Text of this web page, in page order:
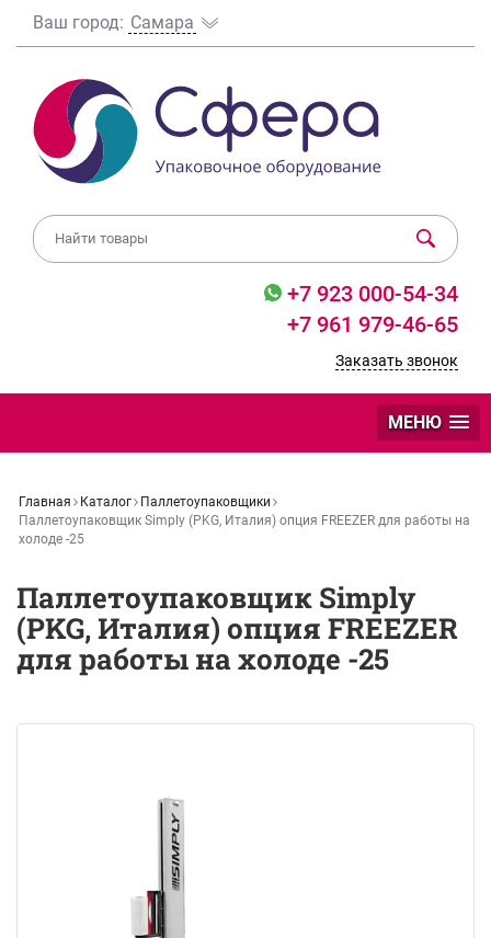
Ваш город: Самара
+7 923 000-54-34
+7 961 979-46-65
Заказать звонок
МЕНЮ
Главная Каталог
Паллетоупаковщики
Паллетоупаковщик Simply (PKG, Италия) опция FREEZER для работы на
холоде -25
Паллетоупаковщик Simply
(PKG, Италия) опция FREEZER
для работы на холоде -25